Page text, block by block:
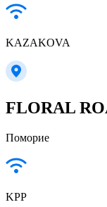
KAZAKOVA
FLORAL
Поморие
KPP